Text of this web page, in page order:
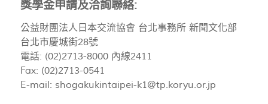
獎學金申請及洽詢聯絡:
公益財團法人日本交流協會 台北事務所 新聞文化部
台北市慶城街28號
電話: (02)2713-8000 內線2411
Fax: (02)2713-0541
E-mail: shogakukintaipei-k1@tp.koryu.or.jp